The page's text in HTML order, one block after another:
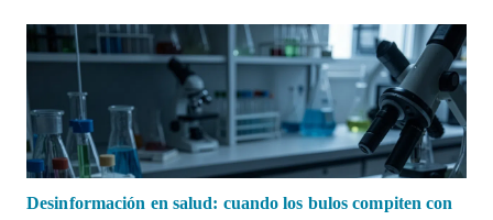
Desinformación en salud: cuando los bulos compiten con